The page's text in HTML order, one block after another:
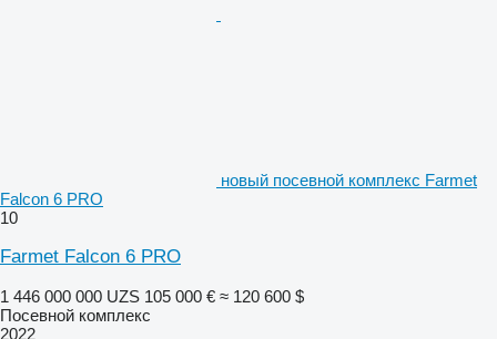
новый посевной комплекс Farmet
Falcon 6 PRO
10
Farmet Falcon 6 PRO
1 446 000 000 UZS 105 000 € ≈ 120 600 $
Посевной комплекс
2022